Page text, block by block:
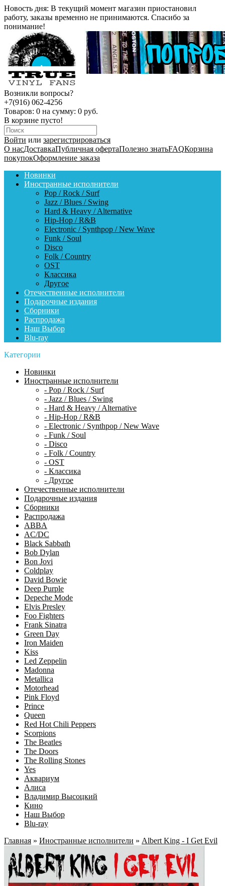
Новость дня: В текущий момент магазин приостановил
работу, заказы временно не принимаются. Спасибо за
понимание!
Возникли вопросы?
+7(916) 062-4256
Товаров: 0 на сумму: 0 руб.
В корзине пусто!
Войти или зарегистрироваться
О насДоставкаПубличная офертаПолезно знатьFAQКорзина
покупокОформление заказа
Новинки
Иностранные исполнители
Pop / Rock / Surf
Jazz / Blues / Swing
Hard & Heavy / Alternative
Hip-Hop / R&B
Electronic / Synthpop / New Wave
Funk / Soul
Disco
Folk / Country
OST
Классика
Другое
Отечественные исполнители
Подарочные издания
Сборники
Распродажа
Наш Выбор
Blu-ray
Категории
Новинки
Иностранные исполнители
- Pop / Rock / Surf
- Jazz / Blues / Swing
- Hard & Heavy / Alternative
- Hip-Hop / R&B
- Electronic / Synthpop / New Wave
- Funk / Soul
- Disco
- Folk / Country
- OST
- Классика
- Другое
Отечественные исполнители
Подарочные издания
Сборники
Распродажа
ABBA
AC/DC
Black Sabbath
Bob Dylan
Bon Jovi
Coldplay
David Bowie
Deep Purple
Depeche Mode
Elvis Presley
Foo Fighters
Frank Sinatra
Green Day
Iron Maiden
Kiss
Led Zeppelin
Madonna
Metallica
Motorhead
Pink Floyd
Prince
Queen
Red Hot Chili Peppers
Scorpions
The Beatles
The Doors
The Rolling Stones
Yes
Аквариум
Алиса
Владимир Высоцкий
Кино
Наш Выбор
Blu-ray
Главная » Иностранные исполнители » Albert King - I Get Evil